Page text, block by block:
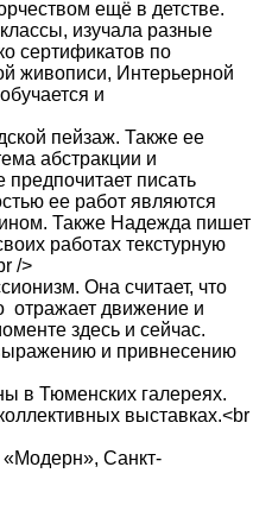
ещё в детстве.
изучала разные
сертификатов по
живописи, Интерьерной
и
пейзаж. Также ее
абстракции и
писать
ее работ являются
Также Надежда пишет
работах текстурную
/>
Она считает, что
отражает движение и
здесь и сейчас.
и привнесению
в Тюменских галереях.
выставках.<br
«Модерн», Санкт-